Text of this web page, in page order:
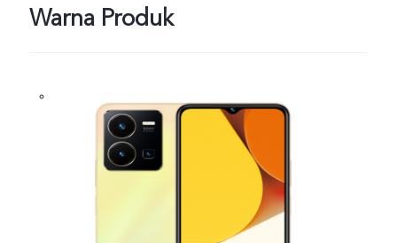
Warna Produk